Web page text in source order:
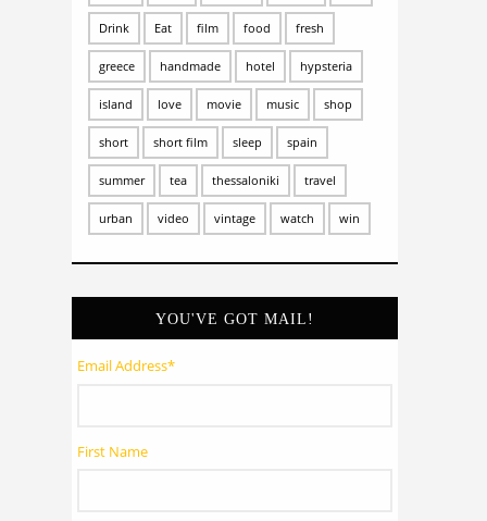
Drink Eat film food fresh
greece handmade hotel hypsteria
island love movie music shop
short short film sleep spain
summer tea thessaloniki travel
urban video vintage watch win
YOU'VE GOT MAIL!
Email Address*
First Name